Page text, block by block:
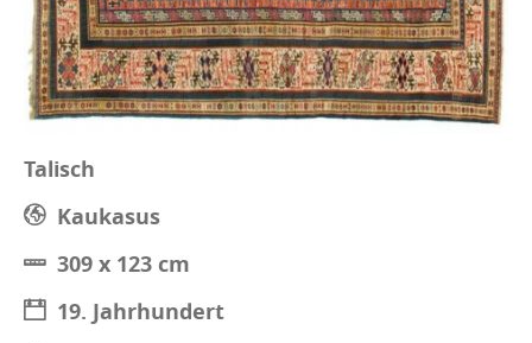
Talisch
Kaukasus
309 x 123 cm
19. Jahrhundert